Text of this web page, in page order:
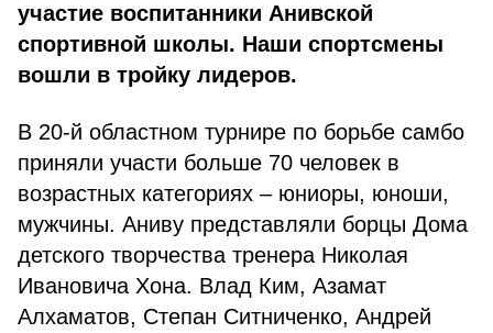
участие воспитанники Анивской
спортивной школы. Наши спортсмены
вошли в тройку лидеров.
В 20-й областном турнире по борьбе самбо
приняли участи больше 70 человек в
возрастных категориях – юниоры, юноши,
мужчины. Аниву представляли борцы Дома
детского творчества тренера Николая
Ивановича Хона. Влад Ким, Азамат
Алхаматов, Степан Ситниченко, Андрей